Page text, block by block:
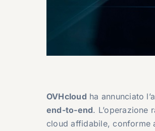
OVHcloud ha annunciato
end-to-end. L’operazione
cloud affidabile, conforme